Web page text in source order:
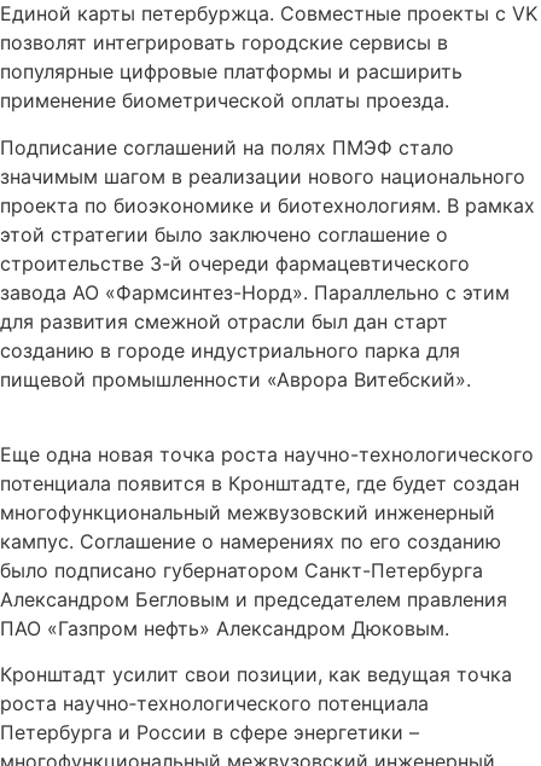
Единой карты петербуржца. Совместные проекты с VK
позволят интегрировать городские сервисы в
популярные цифровые платформы и расширить
применение биометрической оплаты проезда.
Подписание соглашений на полях ПМЭФ стало
значимым шагом в реализации нового национального
проекта по биоэкономике и биотехнологиям. В рамках
этой стратегии было заключено соглашение о
строительстве 3-й очереди фармацевтического
завода АО «Фармсинтез-Норд». Параллельно с этим
для развития смежной отрасли был дан старт
созданию в городе индустриального парка для
пищевой промышленности «Аврора Витебский».
Еще одна новая точка роста научно-технологического
потенциала появится в Кронштадте, где будет создан
многофункциональный межвузовский инженерный
кампус. Соглашение о намерениях по его созданию
было подписано губернатором Санкт-Петербурга
Александром Бегловым и председателем правления
ПАО «Газпром нефть» Александром Дюковым.
Кронштадт усилит свои позиции, как ведущая точка
роста научно‑технологического потенциала
Петербурга и России в сфере энергетики –